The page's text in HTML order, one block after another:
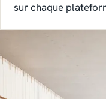
sur chaque